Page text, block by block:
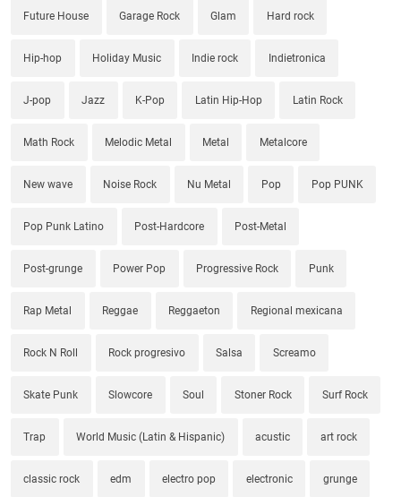
Future House Garage Rock Glam Hard rock
Hip-hop Holiday Music Indie rock Indietronica
J-pop Jazz K-Pop Latin Hip-Hop Latin Rock
Math Rock Melodic Metal Metal Metalcore
New wave Noise Rock Nu Metal Pop Pop PUNK
Pop Punk Latino Post-Hardcore Post-Metal
Post-grunge Power Pop Progressive Rock Punk
Rap Metal Reggae Reggaeton Regional mexicana
Rock N Roll Rock progresivo Salsa Screamo
Skate Punk Slowcore Soul Stoner Rock Surf Rock
Trap World Music (Latin & Hispanic) acustic art rock
classic rock edm electro pop electronic grunge